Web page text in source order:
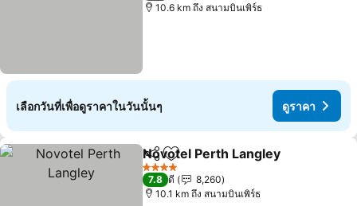
10.6 km ถึง สนามบินเพิร์ธ
เลือกวันที่เพื่อดูราคาในวันนั้นๆ ดูราคา
แชร์ เพิ่มในรายการโปรด
Novotel Perth Langley
4 ดาว
7.8 ดี
8,260
10.1 km ถึง สนามบินเพิร์ธ